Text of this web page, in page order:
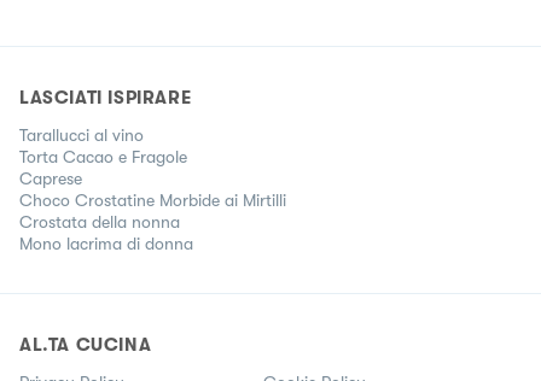
LASCIATI ISPIRARE
Tarallucci al vino
Torta Cacao e Fragole
Caprese
Choco Crostatine Morbide ai Mirtilli
Crostata della nonna
Mono lacrima di donna
AL.TA CUCINA